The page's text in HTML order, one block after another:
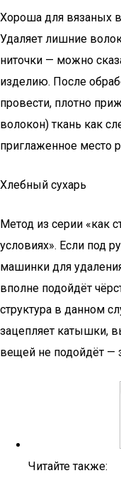
Хороша для вязаных
Удаляет лишние
ниточки — можно
изделию. После
провести, плотно
волокон) ткань как
приглаженное место
Хлебный сухарь
Метод из серии «как
условиях». Если под
машинки для
вполне подойдёт
структура в данном
зацепляет катышки,
вещей не подойдёт —
Читайте также: